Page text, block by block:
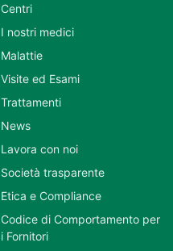
Centri
I nostri medici
Malattie
Visite ed Esami
Trattamenti
News
Lavora con noi
Società trasparente
Etica e Compliance
Codice di Comportamento per
i Fornitori